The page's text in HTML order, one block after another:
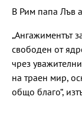
В Рим папа Лъв
„Ангажиментът
свободен от
чрез
на траен мир,
общо благо“,